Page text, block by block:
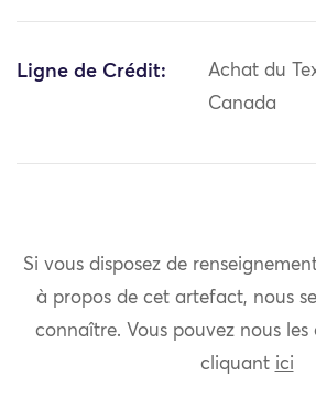
Ligne de Crédit:
Achat du
Canada
Si vous disposez de
à propos de cet artefact, nous
connaître. Vous pouvez nous
cliquant ici